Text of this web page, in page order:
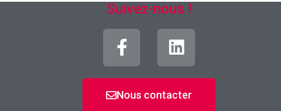
Suivez-nous !
Nous contacter